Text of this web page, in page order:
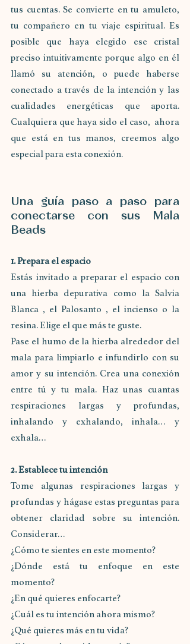
tus cuentas. Se convierte en tu amuleto,
tu compañero en tu viaje espiritual. Es
posible que haya elegido ese cristal
preciso intuitivamente porque algo en él
llamó su atención, o puede haberse
conectado a través de la intención y las
cualidades energéticas que aporta.
Cualquiera que haya sido el caso,  ahora
que está en tus manos, creemos algo
especial para esta conexión.
Una guía paso a paso para
conectarse con sus Mala
Beads
1. Prepara el espacio
Estás invitado a preparar el espacio con
una hierba depurativa como la Salvia
Blanca , el Palosanto , el incienso o la
resina. Elige el que más te guste.
Pase el humo de la hierba alrededor del
mala para limpiarlo e infundirlo con su
amor y su intención. Crea una conexión
entre tú y tu mala. Haz unas cuantas
respiraciones largas y profundas,
inhalando y exhalando, inhala… y
exhala…
2. Establece tu intención
Tome algunas respiraciones largas y
profundas y hágase estas preguntas para
obtener claridad sobre su intención.
Considerar…
¿Cómo te sientes en este momento?
¿Dónde está tu enfoque en este
momento?
¿En qué quieres enfocarte?
¿Cuál es tu intención ahora mismo?
¿Qué quieres más en tu vida?